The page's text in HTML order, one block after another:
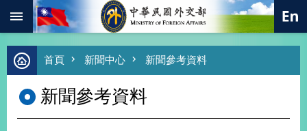
跳到主要內容區塊
進
階
尋
熱
首頁 新聞中心 新聞參考資料
新聞參考資料